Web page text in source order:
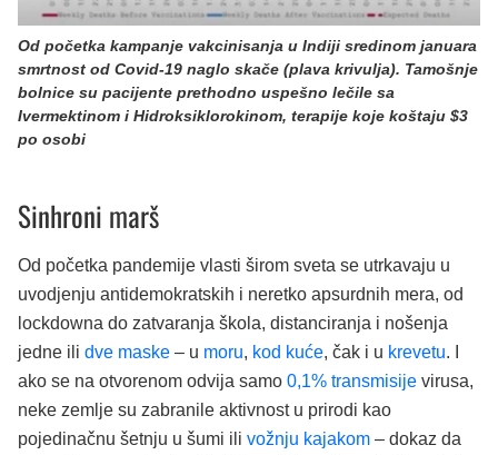
Od početka kampanje vakcinisanja u Indiji sredinom januara
smrtnost od Covid-19 naglo skače (plava krivulja). Tamošnje
bolnice su pacijente prethodno uspešno lečile sa
Ivermektinom i Hidroksiklorokinom, terapije koje koštaju $3
po osobi
Sinhroni marš
Od početka pandemije vlasti širom sveta se utrkavaju u
uvodjenju antidemokratskih i neretko apsurdnih mera, od
lockdowna do zatvaranja škola, distanciranja i nošenja
jedne ili dve maske – u moru, kod kuće, čak i u krevetu. I
ako se na otvorenom odvija samo 0,1% transmisije virusa,
neke zemlje su zabranile aktivnost u prirodi kao
pojedinačnu šetnju u šumi ili vožnju kajakom – dokaz da